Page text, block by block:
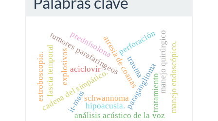
schwannomaparaganglioma
tumores parafaríngeos
cadena del simpático.
atresia de coanas manejo quirúrgicomanejo endoscópico.
perforación
trauma
explosivos
hipoacusia.
fascia temporal
análisis acústico de la voz
estroboscopia. tratamiento
prednisolona
aciclovir
it-mais